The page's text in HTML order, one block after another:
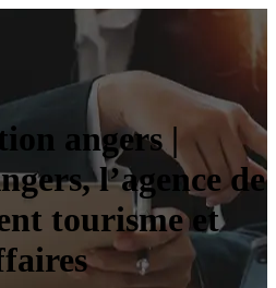
angers |
l’agence de
tourisme et